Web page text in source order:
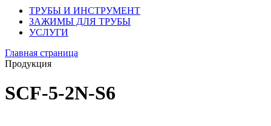
ТРУБЫ И ИНСТРУМЕНТ
ЗАЖИМЫ ДЛЯ ТРУБЫ
УСЛУГИ
Главная страница
Продукция
SCF-5-2N-S6